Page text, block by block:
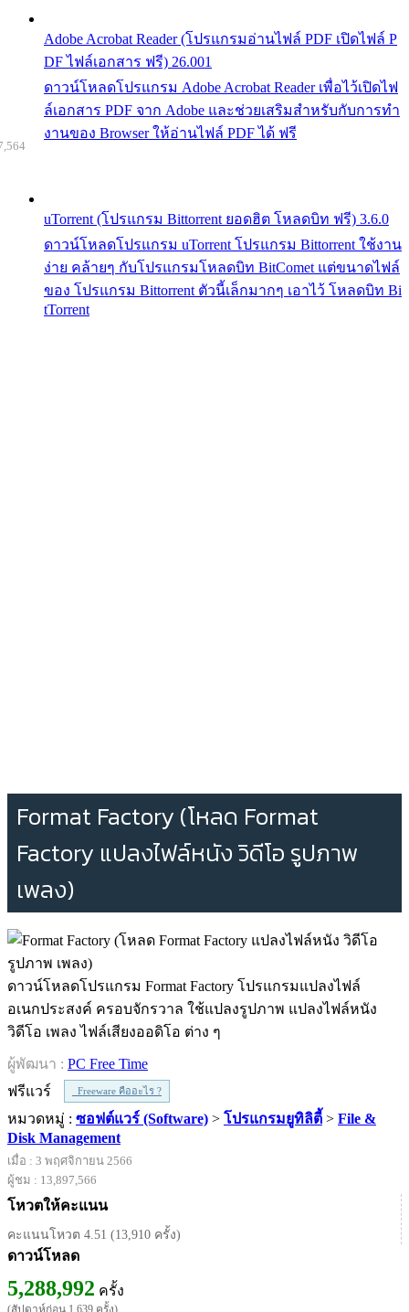
Adobe Acrobat Reader (โปรแกรมอ่านไฟล์ PDF เปิดไฟล์ P
DF ไฟล์เอกสาร ฟรี) 26.001
ดาวน์โหลดโปรแกรม Adobe Acrobat Reader เพื่อไว้เปิดไฟ
ล์เอกสาร PDF จาก Adobe และช่วยเสริมสำหรับกับการทำ
งานของ Browser ให้อ่านไฟล์ PDF ได้ ฟรี
uTorrent (โปรแกรม Bittorrent ยอดฮิต โหลดบิท ฟรี) 3.6.0
ดาวน์โหลดโปรแกรม uTorrent โปรแกรม Bittorrent ใช้งาน
ง่าย คล้ายๆ กับโปรแกรมโหลดบิท BitComet แต่ขนาดไฟล์
ของ โปรแกรม Bittorrent ตัวนี้เล็กมากๆ เอาไว้ โหลดบิท Bi
tTorrent
Format Factory (โหลด Format
Factory แปลงไฟล์หนัง วิดีโอ รูปภาพ
เพลง)
ดาวน์โหลดโปรแกรม Format Factory โปรแกรมแปลงไฟล์
อเนกประสงค์ ครอบจักรวาล ใช้แปลงรูปภาพ แปลงไฟล์หนัง
วิดีโอ เพลง ไฟล์เสียงออดิโอ ต่าง ๆ
ผู้พัฒนา : PC Free Time
ฟรีแวร์
Freeware คืออะไร ?
หมวดหมู่ : ซอฟต์แวร์ (Software) > โปรแกรมยูทิลิตี้ > File &
Disk Management
เมื่อ : 3 พฤศจิกายน 2566
ผู้ชม : 13,897,566
โหวตให้คะแนน
คะแนนโหวต 4.51 (13,910 ครั้ง)
ดาวน์โหลด
5,288,992 ครั้ง